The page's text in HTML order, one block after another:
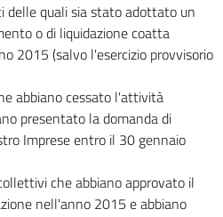
delle quali sia stato adottato un
o di liquidazione coatta
2015 (salvo l'esercizio provvisorio
abbiano cessato l'attività
presentato la domanda di
Imprese entro il 30 gennaio
che abbiano approvato il
nell'anno 2015 e abbiano